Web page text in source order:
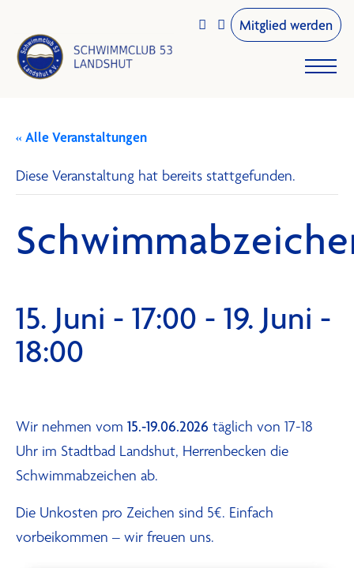
  Mitglied werden
« Alle Veranstaltungen
Diese Veranstaltung hat bereits stattgefunden.
15. Juni - 17:00 - 19. Juni -
18:00
Wir nehmen vom 15.-19.06.2026 täglich von 17-18
Uhr im Stadtbad Landshut, Herrenbecken die
Schwimmabzeichen ab.
Die Unkosten pro Zeichen sind 5€. Einfach
vorbeikommen – wir freuen uns.